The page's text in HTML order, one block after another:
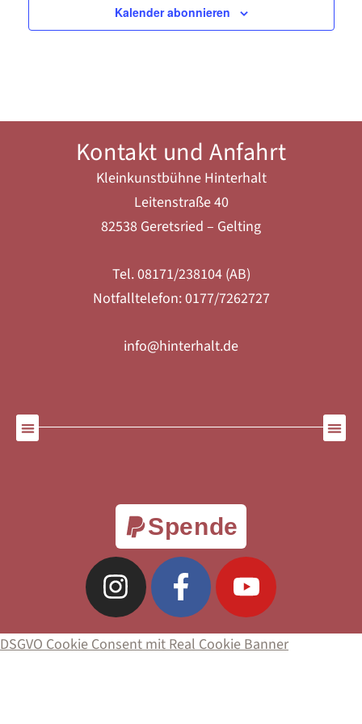
Kalender abonnieren
Kontakt und Anfahrt
Kleinkunstbühne Hinterhalt
Leitenstraße 40
82538 Geretsried – Gelting
Tel. 08171/238104 (AB)
Notfalltelefon: 0177/7262727
info@hinterhalt.de
Spende
DSGVO Cookie Consent mit Real Cookie Banner